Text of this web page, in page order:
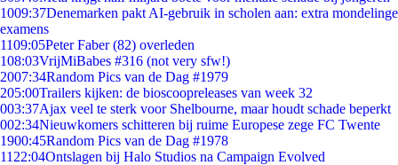
1009:37Denemarken pakt AI-gebruik in scholen aan: extra mondelinge
examens
1109:05Peter Faber (82) overleden
108:03VrijMiBabes #316 (not very sfw!)
2007:34Random Pics van de Dag #1979
205:00Trailers kijken: de bioscoopreleases van week 32
003:37Ajax veel te sterk voor Shelbourne, maar houdt schade beperkt
002:34Nieuwkomers schitteren bij ruime Europese zege FC Twente
1900:45Random Pics van de Dag #1978
11 22:04Ontslagen bij Halo Studios na Campaign Evolved